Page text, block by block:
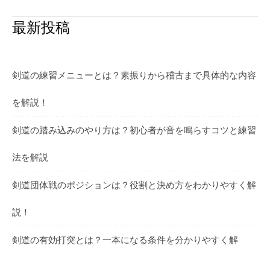
最新投稿
剣道の練習メニューとは？素振りから稽古まで具体的な内容
を解説！
剣道の踏み込みのやり方は？初心者が音を鳴らすコツと練習
法を解説
剣道団体戦のポジションは？役割と決め方をわかりやすく解
説！
剣道の有効打突とは？一本になる条件を分かりやすく解